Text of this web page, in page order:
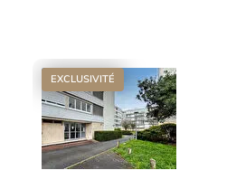
EXCLUSIVITÉ